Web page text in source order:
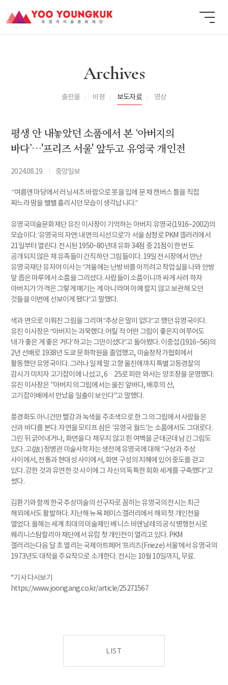
Archives
출판물 비평 보도자료 영상
평생 안 내놓았던 소품에서 본 ‘아버지의
바다’…'프리즈 서울' 앞두고 유영국 개인전
2024.08.19. 중앙일보
“여름엔 마당에서 러닝셔츠 바람으로 못을 입에 문 채 캔버스 틀을 직접
짜느라 땀을 뻘뻘 흘리시던 모습이 생각납니다.”
유영국미술문화재단 유진 이사장이 기억하는 아버지 유영국(1916~2002)의
모습이다. ‘유영국의 자연: 내면의 시선으로’가 서울 삼청로 PKM 갤러리에서
21일부터 열린다. 전시된 1950~80년대 유화 34점 중 21점이 한 번도
공개되지 않은 채 유족들이 간직하던 그림들이다. 19일 전시장에서 만난
유영국재단 유자야 이사는 “겨울에는 난방비를 아끼려고 작업실을 나와 안방
앞 좁은 마루에서 소품을 그리셨다. 사람들이 소품이니까 싸게 사려 하자
아버지가 ‘가격은 그렇게 매기는 게 아니’라며 아예 팔지 않고 보관해 오던
것들을 이번에 선보이게 됐다”고 말했다.
색과 면으로 이뤄진 그림을 그리며 “추상은 말이 없다”고 했던 유영국이다.
유진 이사장은 “아버지는 과묵했다. 어릴 적 어떤 그림이 좋은지 여쭈어도
‘네가 좋은 게 좋은 거다’ 하고는 그만이셨다”고 돌아봤다. 이중섭(1916~56)의
2년 선배로 1938년 도쿄 문화학원을 졸업했고, 미술창작가협회에서
활동했던 유영국이다. 그러나 일제 말 고향 울진에까지 특별고등경찰의
감시가 미치자 고기잡이에 나섰고, 6ㆍ25로 피란 와서는 양조장을 운영했다.
유진 이사장은 "아버지의 그림에서는 울진 앞바다, 배후의 산,
고기잡이배에서 만났을 일출이 보인다"고 말했다.
풍경화도 아니건만 빨강과 녹색을 주조색으로 한 그의 그림에서 사람들은
산과 바다를 본다. 자연을 모티프 삼은 '유영국 월드'는 소품에서도 그대로다.
그린 뒤 긁어내거나, 화면을 다 채우지 않고 흰 여백을 군데군데 남긴 그림도
있다. 고(故) 정병관 미술사학자는 생전에 유영국에 대해 “구상과 추상
사이에서, 전통과 현대성 사이에서, 화면 구성의 지혜에 있어 중도를 걷고
있다. 강한 것과 유연한 것 사이에 그 자신의 독특한 회화 세계를 구축했다”고
썼다.
김환기와 함께 한국 추상미술의 선구자로 꼽히는 유영국의 전시는 최근
해외에서도 활발하다. 지난해 뉴욕 페이스갤러리에서 해외 첫 개인전을
열었다. 올해는 세계 최대의 미술제인 베니스 비엔날레의 공식 병행전시로
퀘리니스탐팔리아 재단에서 유럽 첫 개인전이 열리고 있다. PKM
갤러리는다음 달 초 열리는 국제아트페어 ‘프리즈(Frieze) 서울’에서 유영국의
1973년도 대작을 주요작으로 소개한다. 전시는 10월 10일까지, 무료.
*기사 다시보기
https://www.joongang.co.kr/article/25271567
LIST